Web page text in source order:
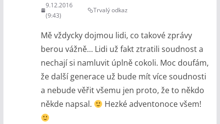
9.12.2016
(9:43)
Trvalý odkaz
Mě vždycky dojmou lidi, co takové zprávy
berou vážně… Lidi už fakt ztratili soudnost a
nechají si namluvit úplně cokoli. Moc doufám,
že další generace už bude mít více soudnosti
a nebude věřit všemu jen proto, že to někdo
někde napsal.
Hezké adventonoce všem!